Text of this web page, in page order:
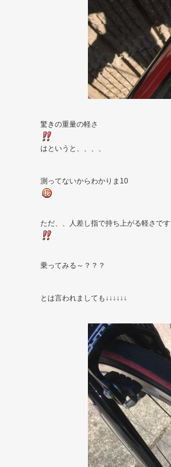
驚きの重量の軽さ
はというと、、、、
測ってないからわかりま10
ただ、、人差し指で持ち上がる軽さです
乗ってみる～？？？
とは言われましても↓↓↓↓↓↓